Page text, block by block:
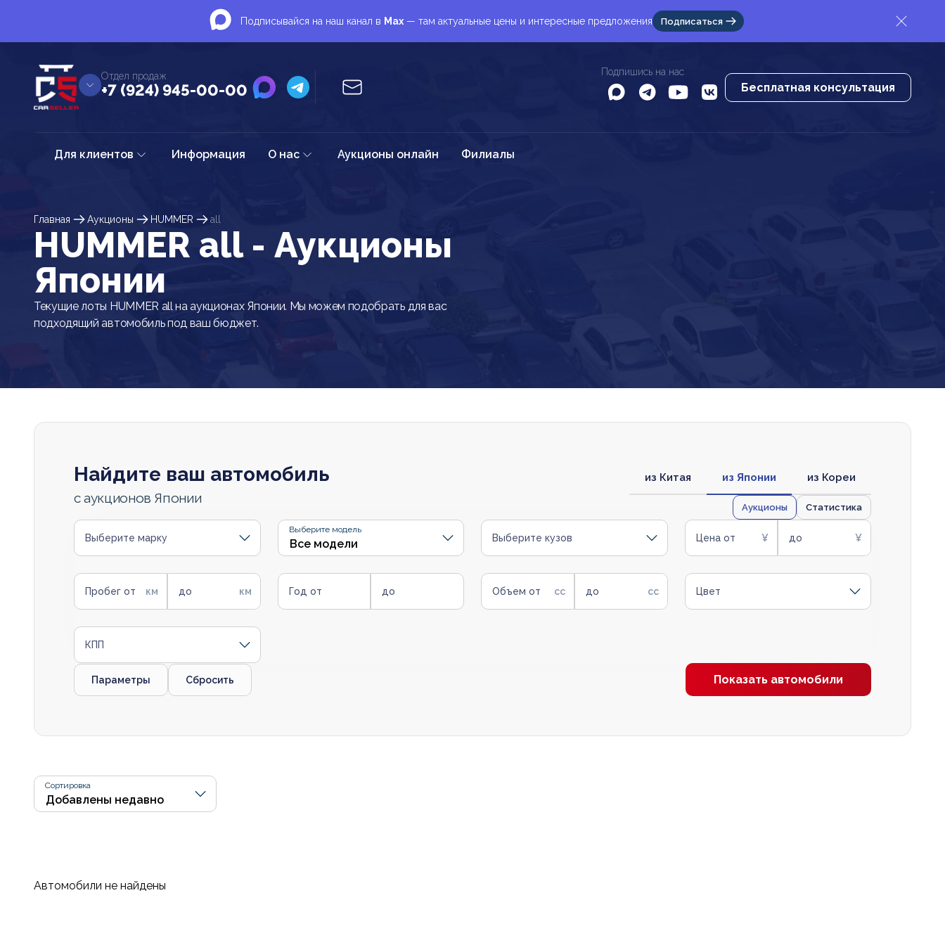
Подписывайся на наш канал в Max — там актуальные цены и интересные предложения Подписаться
Отдел продаж
+7 (924) 945-00-00
Подпишись на нас
Бесплатная консультация
Для клиентов Информация О нас Аукционы онлайн Филиалы
Главная Аукционы HUMMER all
HUMMER all - Аукционы
Японии
Текущие лоты HUMMER all на аукционах Японии. Мы можем подобрать для вас
подходящий автомобиль под ваш бюджет.
Найдите ваш автомобиль
с аукционов Японии
из Китая из Японии из Кореи
Аукционы Статистика
Выберите марку
Выберите модель
Выберите кузов Цена от до
Пробег от до Год от до Объем от до Цвет
КПП
Параметры Сбросить Показать автомобили
Сортировка
Автомобили не найдены